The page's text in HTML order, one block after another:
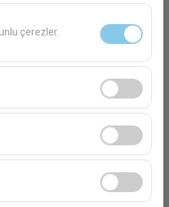
çerezler.
çalışması, güvenlik,
için gereklidir. Devre
(ziyaretçi sayısı,
davranışları)
web sitesi
deneyimini sürekli
uygun kişiselleştirilmiş
kampanyalarımızın
oranı) ölçmemize
Türkiye
09:00